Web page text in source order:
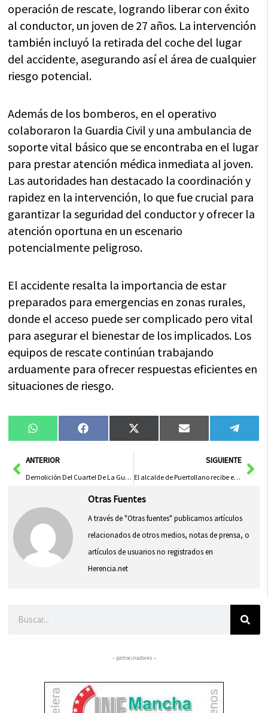
operación de rescate, logrando liberar con éxito
al conductor, un joven de 27 años. La intervención
también incluyó la retirada del coche del lugar
del accidente, asegurando así el área de cualquier
riesgo potencial.
Además de los bomberos, en el operativo
colaboraron la Guardia Civil y una ambulancia de
soporte vital básico que se encontraba en el lugar
para prestar atención médica inmediata al joven.
Las autoridades han destacado la coordinación y
rapidez en la intervención, lo que fue crucial para
garantizar la seguridad del conductor y ofrecer la
atención oportuna en un escenario
potencialmente peligroso.
El accidente resalta la importancia de estar
preparados para emergencias en zonas rurales,
donde el acceso puede ser complicado pero vital
para asegurar el bienestar de los implicados. Los
equipos de rescate continúan trabajando
arduamente para ofrecer respuestas eficientes en
situaciones de riesgo.
Compartir
en
WhatsAppCompartir
en
FacebookCompartir
en
X
(Twitter)
Compartir
en
Email
en
AntANTERIOR
Demolición Del Cuartel De La Guardia Civil En Pozo Cañada Durará Un Mes
SIGUIENTE
El alcalde de Puertollano recibe el ‘Quijote de la Provincia’ por su gestión durante el apagón eléctrico histórico
Otras Fuentes
A través de "Otras fuentes" publicamos artículos
relacionados de otros medios, notas de prensa, o
artículos de usuarios no registrados en
Herencia.net
– patrocinadores –